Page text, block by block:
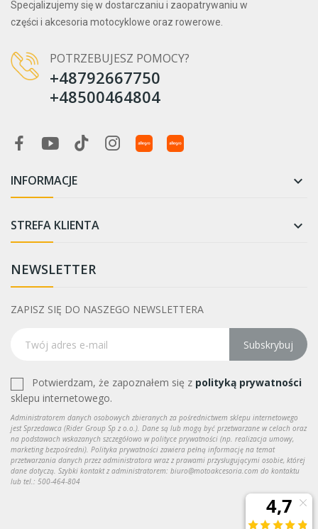
Specjalizujemy się w dostarczaniu i zaopatrywaniu w
części i akcesoria motocyklowe oraz rowerowe.
POTRZEBUJESZ POMOCY?
+48792667750
+48500464804
INFORMACJE 
STREFA KLIENTA 
NEWSLETTER
ZAPISZ SIĘ DO NASZEGO NEWSLETTERA
Subskrybuj
Potwierdzam, że zapoznałem się z polityką prywatności
sklepu internetowego.
Administratorem danych osobowych zbieranych za pośrednictwem sklepu internetowego
jest Sprzedawca (Rider Group Sp z o.o.). Dane są lub mogą być przetwarzane w celach oraz
na podstawach wskazanych szczegółowo w polityce prywatności (np. realizacja umowy,
marketing bezpośredni). Polityka prywatności zawiera pełną informację na temat
przetwarzania danych przez administratora wraz z prawami przysługującymi osobie, której
dane dotyczą. Szybki kontakt z administratorem: biuro@motoakcesoria.com do kontaktu
lub tel.: 500-464-804